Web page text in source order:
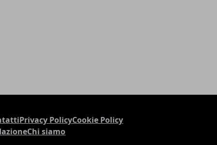
Privacy PolicyCookie Policy
Chi siamo